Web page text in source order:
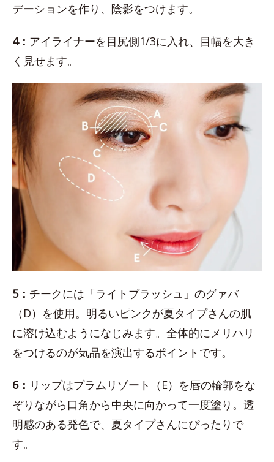
デーションを作り、陰影をつけます。
4： アイライナーを目尻側1/3に入れ、目幅を大き
く見せます。
5： チークには「ライトブラッシュ」のグァバ
（D）を使用。明るいピンクが夏タイプさんの肌
に溶け込むようになじみます。全体的にメリハリ
をつけるのが気品を演出するポイントです。
6： リップはプラムリゾート（E）を唇の輪郭をな
ぞりながら口角から中央に向かって一度塗り。透
明感のある発色で、夏タイプさんにぴったりで
す。